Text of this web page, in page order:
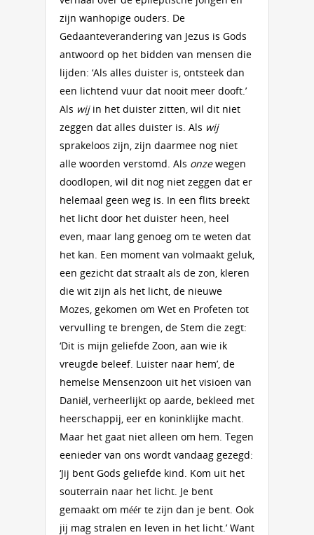
zijn wanhopige ouders. De
Gedaanteverandering van Jezus is Gods
antwoord op het bidden van mensen die
lijden: ‘Als alles duister is, ontsteek dan
een lichtend vuur dat nooit meer dooft.’
Als wijin het duister zitten, wil dit niet
zeggen dat alles duister is. Als wij
sprakeloos zijn, zijn daarmee nog niet
alle woorden verstomd. Als onzewegen
doodlopen, wil dit nog niet zeggen dat er
helemaal geen weg is. In een flits breekt
het licht door het duister heen, heel
even, maar lang genoeg om te weten dat
het kan. Een moment van volmaakt geluk,
een gezicht dat straalt als de zon, kleren
die wit zijn als het licht, de nieuwe
Mozes, gekomen om Wet en Profeten tot
vervulling te brengen, de Stem die zegt:
‘Dit is mijn geliefde Zoon, aan wie ik
vreugde beleef. Luister naar hem’, de
hemelse Mensenzoon uit het visioen van
Daniël, verheerlijkt op aarde, bekleed met
heerschappij, eer en koninklijke macht.
Maar het gaat niet alleen om hem. Tegen
eenieder van ons wordt vandaag gezegd:
‘Jij bent Gods geliefde kind. Kom uit het
souterrain naar het licht. Je bent
gemaakt om méér te zijn dan je bent. Ook
jij mag stralen en leven in het licht.’ Want